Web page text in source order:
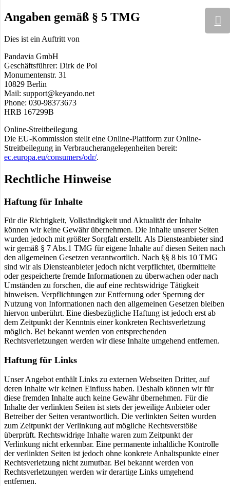
Angaben gemäß § 5 TMG
Dies ist ein Auftritt von
Pandavia GmbH
Geschäftsführer: Dirk de Pol
Monumentenstr. 31
10829 Berlin
Mail: support@keyando.net
Phone: 030-98373673
HRB 167299B
Online-Streitbeilegung
Die EU-Kommission stellt eine Online-Plattform zur Online-
Streitbeilegung in Verbraucherangelegenheiten bereit:
ec.europa.eu/consumers/odr/.
Rechtliche Hinweise
Haftung für Inhalte
Für die Richtigkeit, Vollständigkeit und Aktualität der Inhalte
können wir keine Gewähr übernehmen. Die Inhalte unserer Seiten
wurden jedoch mit größter Sorgfalt erstellt. Als Diensteanbieter sind
wir gemäß § 7 Abs.1 TMG für eigene Inhalte auf diesen Seiten nach
den allgemeinen Gesetzen verantwortlich. Nach §§ 8 bis 10 TMG
sind wir als Diensteanbieter jedoch nicht verpflichtet, übermittelte
oder gespeicherte fremde Informationen zu überwachen oder nach
Umständen zu forschen, die auf eine rechtswidrige Tätigkeit
hinweisen. Verpflichtungen zur Entfernung oder Sperrung der
Nutzung von Informationen nach den allgemeinen Gesetzen bleiben
hiervon unberührt. Eine diesbezügliche Haftung ist jedoch erst ab
dem Zeitpunkt der Kenntnis einer konkreten Rechtsverletzung
möglich. Bei bekannt werden von entsprechenden
Rechtsverletzungen werden wir diese Inhalte umgehend entfernen.
Haftung für Links
Unser Angebot enthält Links zu externen Webseiten Dritter, auf
deren Inhalte wir keinen Einfluss haben. Deshalb können wir für
diese fremden Inhalte auch keine Gewähr übernehmen. Für die
Inhalte der verlinkten Seiten ist stets der jeweilige Anbieter oder
Betreiber der Seiten verantwortlich. Die verlinkten Seiten wurden
zum Zeitpunkt der Verlinkung auf mögliche Rechtsverstöße
überprüft. Rechtswidrige Inhalte waren zum Zeitpunkt der
Verlinkung nicht erkennbar. Eine permanente inhaltliche Kontrolle
der verlinkten Seiten ist jedoch ohne konkrete Anhaltspunkte einer
Rechtsverletzung nicht zumutbar. Bei bekannt werden von
Rechtsverletzungen werden wir derartige Links umgehend
entfernen.